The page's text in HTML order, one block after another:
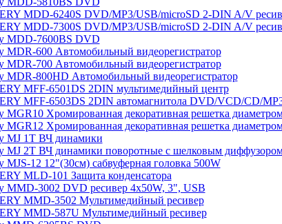
MDD-6240S DVD/MP3/USB/microSD 2-DIN A/V
MDD-7300S DVD/MP3/USB/microSD 2-DIN A/V
MDD-7600BS DVD
MDR-600 Автомобильный видеорегистратор
MDR-700 Автомобильный видеорегистратор
MDR-800HD Автомобильный видеорегистратор
MFF-6501DS 2DIN мультимедийный центр
MFF-6503DS 2DIN автомагнитола DVD/VCD/CD/
MGR10 Хромированная декоративная решетка
MGR12 Хромированная декоративная решетка
MJ 1T ВЧ динамики
MJ 2T ВЧ динамики поворотные с шелковым
MJS-12 12"(30см) сабвуферная головка 500W
MLD-101 Защита конденсатора
MMD-3002 DVD ресивер 4х50W, 3", USB
MMD-3502 Мультимедийный ресивер
MMD-587U Мультимедийный ресивер